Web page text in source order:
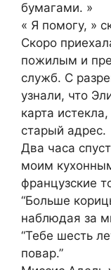
бумагами. »
« Я помогу, »
Скоро
пожилым и
служб. С
узнали, что
карта
старый адрес.
Два часа
моим
французские
“Больше
наблюдая за
“Тебе шесть
повар.”